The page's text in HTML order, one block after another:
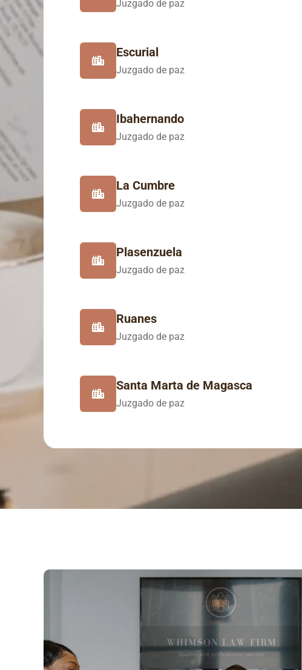
Juzgado de paz
Escurial
Juzgado de paz
Ibahernando
Juzgado de paz
La Cumbre
Juzgado de paz
Plasenzuela
Juzgado de paz
Ruanes
Juzgado de paz
Santa Marta de Magasca
Juzgado de paz